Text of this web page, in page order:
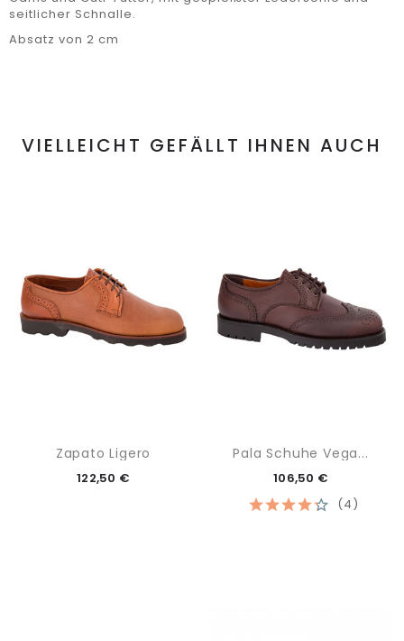
seitlicher Schnalle.
Absatz von 2 cm
VIELLEICHT GEFÄLLT IHNEN AUCH
Zapato Ligero
122,50 €
(4)
Pala Schuhe Vega...
106,50 €